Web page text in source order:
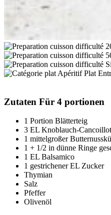
Zutaten Für 4 portionen
1 Portion Blätterteig
3 EL Knoblauch-
1 mittelgroßer
1 + 1/2 in dünne Ringe
1 EL Balsamico
1 gestrichener EL Zucker
Thymian
Salz
Pfeffer
Olivenöl